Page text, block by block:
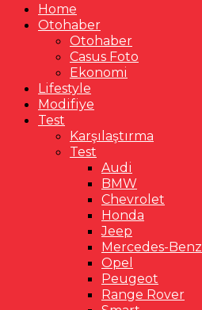
Home
Otohaber
Otohaber
Casus Foto
Ekonomi
Lifestyle
Modifiye
Test
Karşılaştırma
Test
Audi
BMW
Chevrolet
Honda
Jeep
Mercedes-Benz
Opel
Peugeot
Range Rover